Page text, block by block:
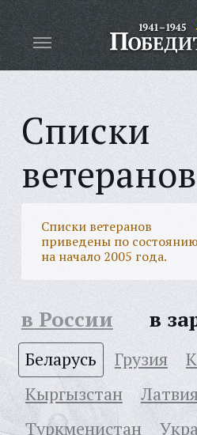
Списки
ветеранов
Списки ветеранов
приведены по состоянию
на начало 2005 года.
в России в
Беларусь Грузия
Кыргызстан
Туркменистан